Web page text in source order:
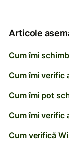
Articole
Cum îmi
Cum îmi verific
Cum îmi pot
Cum îmi verific
Cum verifică